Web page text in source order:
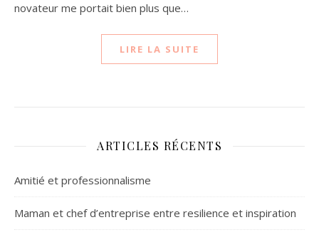
novateur me portait bien plus que…
LIRE LA SUITE
ARTICLES RÉCENTS
Amitié et professionnalisme
Maman et chef d’entreprise entre resilience et inspiration